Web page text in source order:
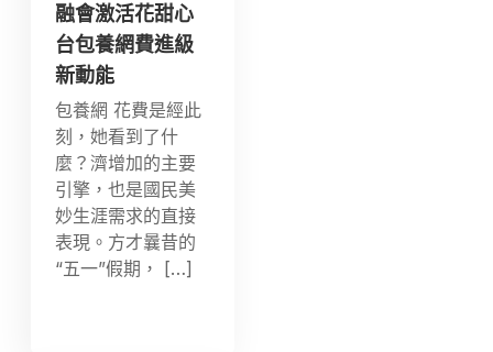
融會激活花甜心
台包養網費進級
新動能
包養網 花費是經此
刻，她看到了什
麼？濟增加的主要
引擎，也是國民美
妙生涯需求的直接
表現。方才曩昔的
“五一”假期， […]